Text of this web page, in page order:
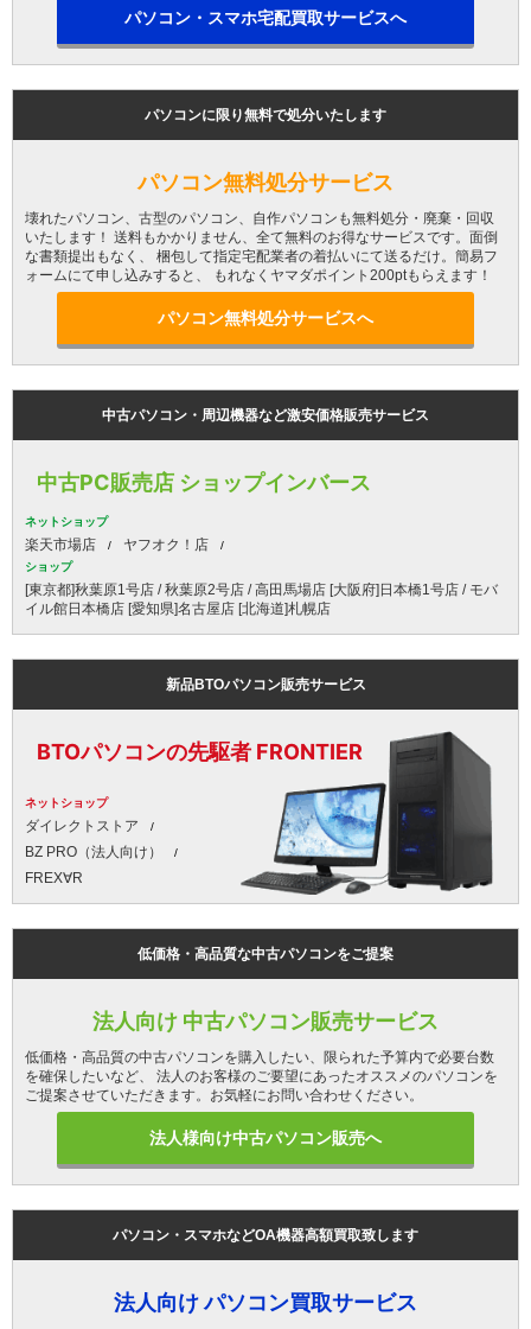
パソコン・スマホ宅配買取サービスへ
パソコンに限り無料で処分いたします
パソコン無料処分サービス
壊れたパソコン、古型のパソコン、自作パソコンも無料処分・廃棄・回収
いたします！ 送料もかかりません、全て無料のお得なサービスです。面倒
な書類提出もなく、 梱包して指定宅配業者の着払いにて送るだけ。簡易フ
ォームにて申し込みすると、 もれなくヤマダポイント200ptもらえます！
パソコン無料処分サービスへ
中古パソコン・周辺機器など激安価格販売サービス
中古PC販売店 ショップインバース
ネットショップ
楽天市場店 ヤフオク！店
ショップ
[東京都]秋葉原1号店 / 秋葉原2号店 / 高田馬場店 [大阪府]日本橋1号店 / モバ
イル館日本橋店 [愛知県]名古屋店 [北海道]札幌店
新品BTOパソコン販売サービス
BTOパソコンの先駆者 FRONTIER
ネットショップ
ダイレクトストア
BZ PRO（法人向け）
FREX∀R
低価格・高品質な中古パソコンをご提案
法人向け 中古パソコン販売サービス
低価格・高品質の中古パソコンを購入したい、限られた予算内で必要台数
を確保したいなど、 法人のお客様のご要望にあったオススメのパソコンを
ご提案させていただきます。お気軽にお問い合わせください。
法人様向け中古パソコン販売へ
パソコン・スマホなどOA機器高額買取致します
法人向け パソコン買取サービス